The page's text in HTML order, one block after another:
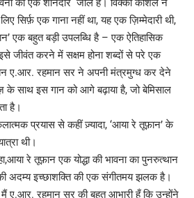
सिर्फ़ एक गाना नहीं था, यह एक ज़िम्मेदारी थी,
एक बहुत बड़ी उपलब्धि है – एक ऐतिहासिक
जीवंत करने में सक्षम होना शब्दों से परे एक
ए.आर. रहमान सर ने अपनी मंत्रमुग्ध कर देने
के साथ इस गान को आगे बढ़ाया है, जो बेमिसाल
है।
प्रयास से कहीं ज़्यादा, ‘आया रे तूफ़ान’ के
थी।
रे तूफ़ान एक योद्धा की भावना का पुनरुत्थान
अदम्य इच्छाशक्ति की एक संगीतमय झलक है।
मैं ए.आर. रहमान सर की बहुत आभारी हूँ कि उन्होंने